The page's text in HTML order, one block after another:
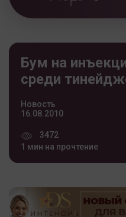
Бум на
среди
Новость
16.08.2010
3472
1 мин на прочтение